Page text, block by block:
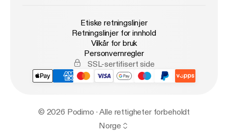
Etiske retningslinjer
Retningslinjer for innhold
Vilkår for bruk
Personvernregler
SSL-sertifisert side
© 2026 Podimo · Alle rettigheter forbeholdt
Norge